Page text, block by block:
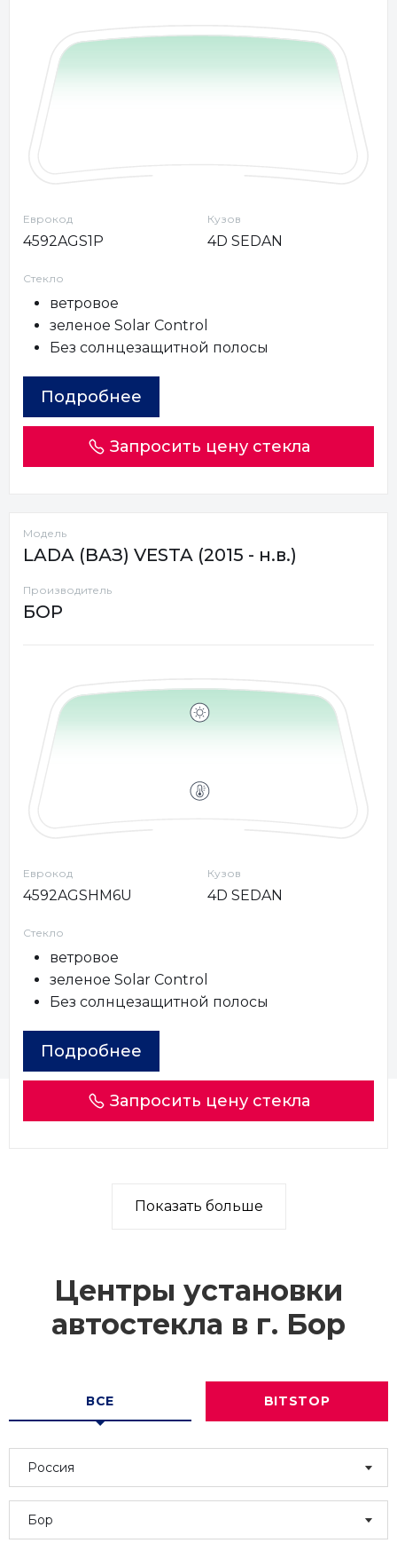
Еврокод
4592AGS1P
Кузов
4D SEDAN
Стекло
ветровое
зеленое Solar Control
Без солнцезащитной полосы
Подробнее
Запросить цену стекла
Модель
LADA (ВАЗ) VESTA (2015 - н.в.)
Производитель
БОР
Еврокод
4592AGSHM6U
Кузов
4D SEDAN
Стекло
ветровое
зеленое Solar Control
Без солнцезащитной полосы
Подробнее
Запросить цену стекла
Показать больше
Центры установки
автостекла в г. Бор
ВСЕ BITSTOP
Россия
Бор